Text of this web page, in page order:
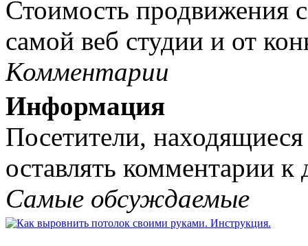
Стоимость продвижения
самой веб студии и от
Комментарии
Информация
Посетители,
оставлять комментарии
Самые обсуждаемые